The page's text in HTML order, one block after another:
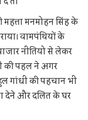
मनमोहन सिंह के
वामपंथियों के
नीतियो से लेकर
की पहल ने अगर
गांधी की पहचान भी
देने और दलित के घर